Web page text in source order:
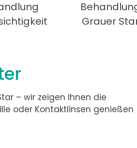
Grauer
– wir zeigen Ihnen die
oder Kontaktlinsen genießen